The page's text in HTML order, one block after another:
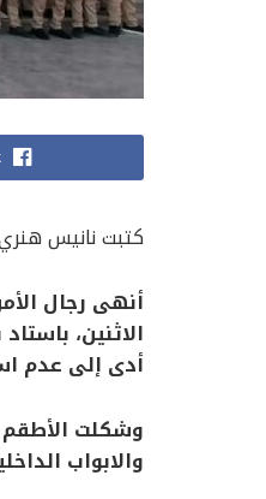
كتبت نانيس
أنهى رجال
الاثنين،
أدى إلى عدم
وشكلت الأطقم
والابواب